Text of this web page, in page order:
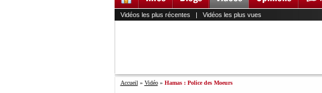
Vidéos les plus récentes | Vidéos les plus vues
Accueil » Vidéo» Hamas : Police des Moeurs